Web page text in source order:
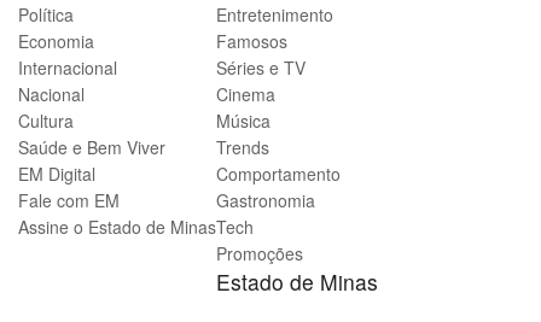
Política
Economia
Internacional
Nacional
Cultura
Saúde e Bem Viver
EM Digital
Fale com EM
Assine o Estado de Minas
Entretenimento
Famosos
Séries e TV
Cinema
Música
Trends
Comportamento
Gastronomia
Tech
Promoções
Estado de Minas